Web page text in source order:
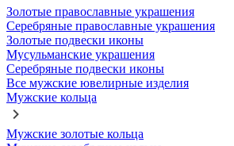
Золотые православные украшения
Серебряные православные украшения
Золотые подвески иконы
Мусульманские украшения
Серебряные подвески иконы
Все мужские ювелирные изделия
Мужские кольца
Мужские золотые кольца